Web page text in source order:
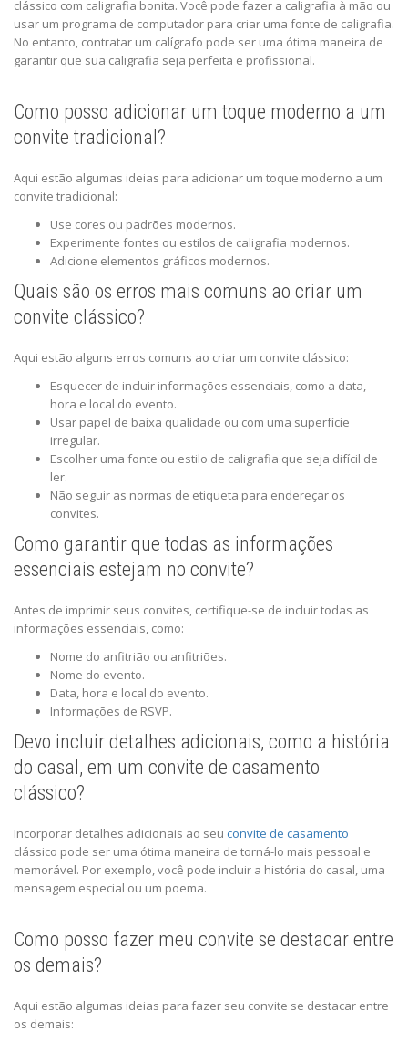
clássico com caligrafia bonita. Você pode fazer a caligrafia à mão ou
usar um programa de computador para criar uma fonte de caligrafia.
No entanto, contratar um calígrafo pode ser uma ótima maneira de
garantir que sua caligrafia seja perfeita e profissional.
Como posso adicionar um toque moderno a um
convite tradicional?
Aqui estão algumas ideias para adicionar um toque moderno a um
convite tradicional:
Use cores ou padrões modernos.
Experimente fontes ou estilos de caligrafia modernos.
Adicione elementos gráficos modernos.
Quais são os erros mais comuns ao criar um
convite clássico?
Aqui estão alguns erros comuns ao criar um convite clássico:
Esquecer de incluir informações essenciais, como a data,
hora e local do evento.
Usar papel de baixa qualidade ou com uma superfície
irregular.
Escolher uma fonte ou estilo de caligrafia que seja difícil de
ler.
Não seguir as normas de etiqueta para endereçar os
convites.
Como garantir que todas as informações
essenciais estejam no convite?
Antes de imprimir seus convites, certifique-se de incluir todas as
informações essenciais, como:
Nome do anfitrião ou anfitriões.
Nome do evento.
Data, hora e local do evento.
Informações de RSVP.
Devo incluir detalhes adicionais, como a história
do casal, em um convite de casamento
clássico?
Incorporar detalhes adicionais ao seu convite de casamento
clássico pode ser uma ótima maneira de torná-lo mais pessoal e
memorável. Por exemplo, você pode incluir a história do casal, uma
mensagem especial ou um poema.
Como posso fazer meu convite se destacar entre
os demais?
Aqui estão algumas ideias para fazer seu convite se destacar entre
os demais: